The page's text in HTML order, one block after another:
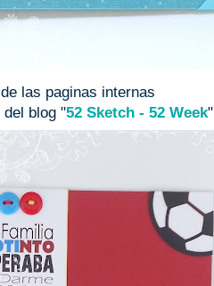
las paginas internas
blog "52 Sketch - 52 Week"